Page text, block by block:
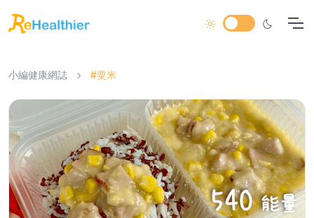
小編健康網誌 #粟米